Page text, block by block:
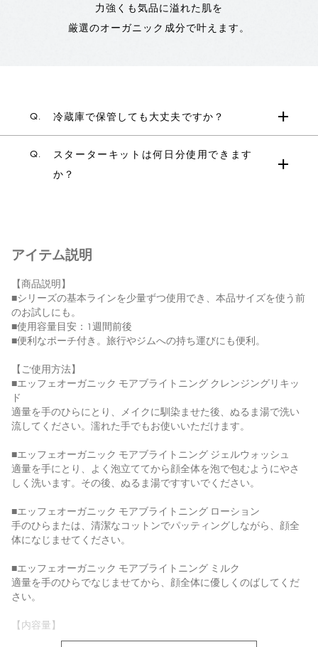
力強くも気品に溢れた肌を
厳選のオーガニック成分で叶えます。
Q. 冷蔵庫で保管しても大丈夫ですか？
Q.
スターターキットは何日分使用できます
か？
アイテム説明
【商品説明】
■シリーズの基本ラインを少量ずつ使用でき、本品サイズを使う前
のお試しにも。
■使用容量目安：1週間前後
■便利なポーチ付き。旅行やジムへの持ち運びにも便利。
【ご使用方法】
■エッフェオーガニック モアブライトニング クレンジングリキッ
ド
適量を手のひらにとり、メイクに馴染ませた後、ぬるま湯で洗い
流してください。濡れた手でもお使いいただけます。
■エッフェオーガニック モアブライトニング ジェルウォッシュ
適量を手にとり、よく泡立ててから顔全体を泡で包むようにやさ
しく洗います。その後、ぬるま湯ですすいでください。
■エッフェオーガニック モアブライトニング ローション
手のひらまたは、清潔なコットンでパッティングしながら、顔全
体になじませてください。
■エッフェオーガニック モアブライトニング ミルク
適量を手のひらでなじませてから、顔全体に優しくのばしてくだ
さい。
【内容量】
■エッフェオーガニック モアブライトニング クレンジングリキッ